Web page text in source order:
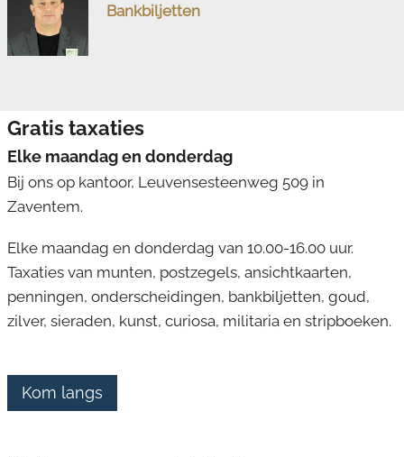
Bankbiljetten
Gratis taxaties
Elke maandag en donderdag
Bij ons op kantoor, Leuvensesteenweg 509 in
Zaventem.
Elke maandag en donderdag van 10.00-16.00 uur.
Taxaties van munten, postzegels, ansichtkaarten,
penningen, onderscheidingen, bankbiljetten, goud,
zilver, sieraden, kunst, curiosa, militaria en stripboeken.
Kom langs